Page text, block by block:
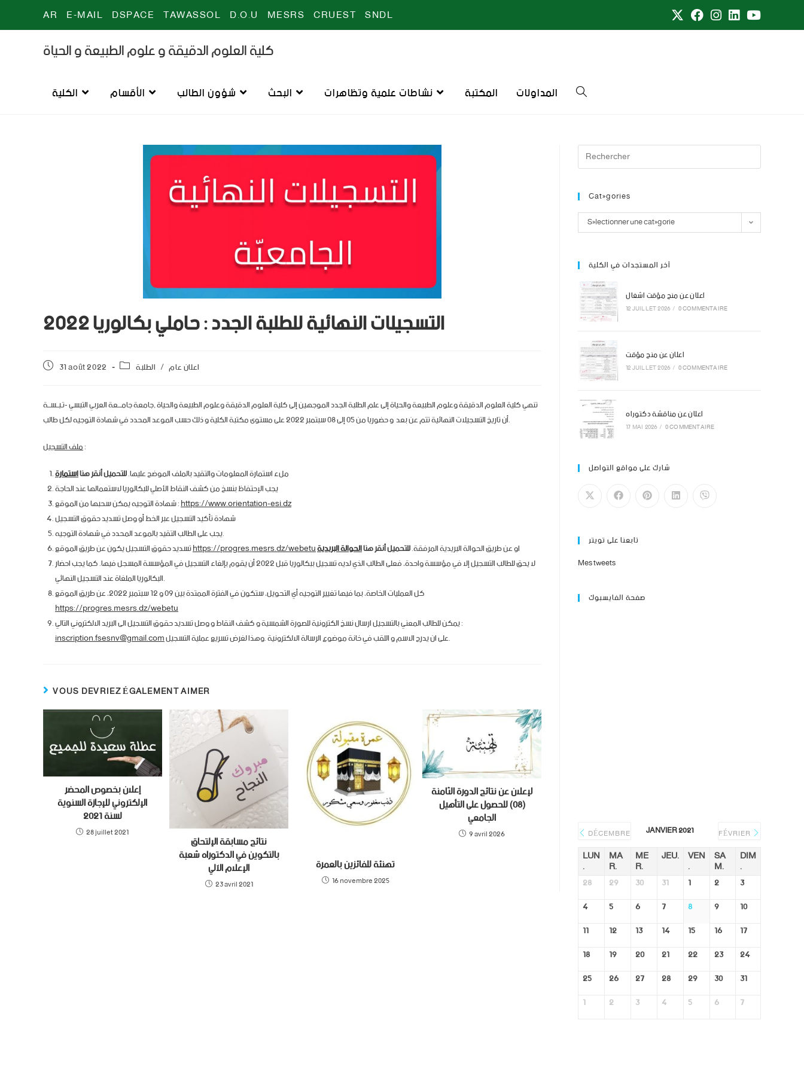
AR E-MAIL DSPACE TAWASSOL D.O.U MESRS CRUEST SNDL
كلية العلوم الدقيقة و علوم الطبيعة و الحياة
الكلية الأقسام شؤون الطالب البحث نشاطات علمية وتظاهرات المكتبة المداولات
التسجيلات النهائية للطلبة الجدد : حاملي بكالوريا 2022
31 août 2022 اعلان عام / الطلبة
تنهي كلية العلوم الدقيقة وعلوم الطبيعة والحياة إلى علم الطلبة الجدد الموجهين إلى كلية العلوم الدقيقة وعلوم الطبيعة والحياة ,جامعة جامـــعة العربي التبسي -تـبــســة
أن تاريخ التسجيلات النهائية تتم عن بعد و حضوريا من 05 إلى 08 سبتمبر 2022 على مستوى مكتبة الكلية و ذلك حسب الموعد المحدد في شهادة التوجيه لكل طالب.
ملف التسجيل:
ملء استمارة المعلومات والتقيد بالملف الموضح عليها.للتحميل أنقر هنااستمارة
يجب الإحتفاظ بنسخ من كشف النقاط الأصلي للبكالوريا لاستعمالها عند الحاجة
شهادة التوجيه يمكن سحبها من الموقع :https://www.orientation-esi.dz
شهادة تأكيد التسجيل عبر الخط أو وصل تسديد حقوق التسجيل
يجب على الطالب التقيد بالموعد المحدد في شهادة التوجيه.
https://progres.mesrs.dz/webetu او عن طريق الحوالة البريدية المرفقة.للتحميل أنقر هناالحوالة البريدية
لا يحق للطالب التسجيل إلا في مؤسسة واحدة، فعلى الطالب الذي لديه تسجيل ببكالوريا قبل 2022 أن يقوم بإلغاء التسجيل في المؤسسة المسجل فيها. كما يجب احضار
البكالوريا الملغاة عند التسجيل النهائي.
كل العمليات الخاصة، بما فيها تغيير التوجيه أي التحويل، ستكون في الفترة الممتدة بين 09 و 12 سبتمبر 2022، عن طريق الموقع
https://progres.mesrs.dz/webetu
يمكن للطالب المعني بالتسجيل ارسال نسخ الكترونية للصورة الشمسية و كشف النقاط و وصل تسديد حقوق التسجيل الى البريد الالكتروني التالي :
inscription.fsesnv@gmail.com على ان يدرج الاسم و اللقب في خانة موضوع الرسالة الالكترونية .وهذا لغرض تسريع عملية التسجيل.
VOUS DEVRIEZ ÉGALEMENT AIMER
إعلان بخصوص المحضر
الإلكتروني للإجازة السنوية
لسنة 2021‎
28 juillet 2021 نتائج مسابقة الإلتحاق
بالتكوين في الدكتوراه شعبة
الإعلام الآلي
23 avril 2021
تهنئة للفائزين بالعمرة
16 novembre 2025
لإعلان عن نتائج الدورة الثامنة
(08) للحصول على التأهيل
الجامعي
9 avril 2026
Catégories
Sélectionner une catégorie
آخر المستجدات في الكلية
اعلان عن منح مؤقت اشغال
12 JUILLET 2026/ 0 COMMENTAIRE
اعلان عن منح مؤقت
12 JUILLET 2026/ 0 COMMENTAIRE
اعلان عن مناقشة دكتوراه
17 MAI 2026/ 0 COMMENTAIRE
شارك على مواقع التواصل
تابعنا على تويتر
Mes tweets
صفحة الفايسبوك
DÉCEMBRE JANVIER 2021 FÉVRIER
LUN
. MA
R. ME
R. JEU. VEN
. SA
M. DIM
.
28 29 30 31 1 2
3
4
5 6 7 8 9
10
11
12 13 14 15 16
17
18
19 20 21 22 23
24
25
26 27 28 29 30
31
1
2 3 4 5 6 7